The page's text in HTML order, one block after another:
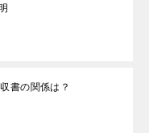
書の関係は？